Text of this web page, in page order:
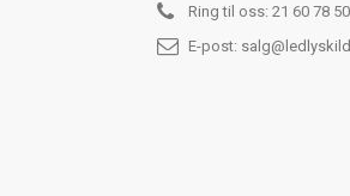
Ring til oss: 21 60 78 50
E-post: